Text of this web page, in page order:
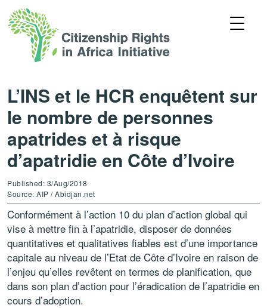
L’INS et le HCR enquêtent sur
le nombre de personnes
apatrides et à risque
d’apatridie en Côte d’Ivoire
Published: 3/Aug/2018
Source: AIP / Abidjan.net
Conformément à l’action 10 du plan d’action global qui
vise à mettre fin à l’apatridie, disposer de données
quantitatives et qualitatives fiables est d’une importance
capitale au niveau de l’Etat de Côte d’Ivoire en raison de
l’enjeu qu’elles revêtent en termes de planification, que
dans son plan d’action pour l’éradication de l’apatridie en
cours d’adoption.